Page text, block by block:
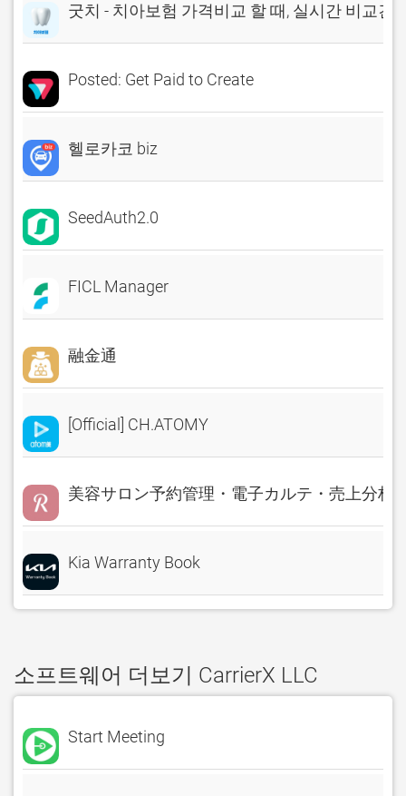
굿치 - 치아보험 가격비교 할 때, 실시간 비교견
Posted: Get Paid to Create
헬로카코 biz
SeedAuth2.0
FICL Manager
融金通
[Official] CH.ATOMY
美容サロン予約管理・電子カルテ・売上分析
Kia Warranty Book
소프트웨어 더보기 CarrierX LLC
Start Meeting